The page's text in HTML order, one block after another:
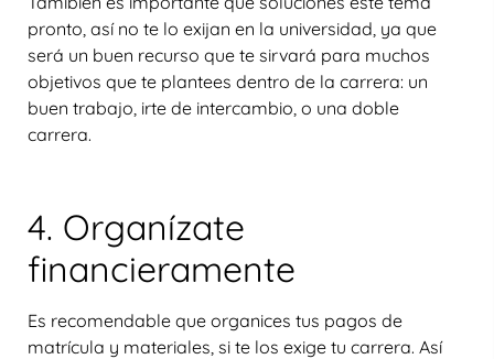
pronto, así no te lo exijan en la universidad, ya que
será un buen recurso que te sirvará para muchos
objetivos que te plantees dentro de la carrera: un
buen trabajo, irte de intercambio, o una doble
carrera.
4. Organízate
financieramente
Es recomendable que organices tus pagos de
matrícula y materiales, si te los exige tu carrera. Así